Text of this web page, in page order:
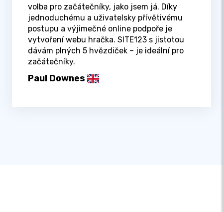
volba pro začátečníky, jako jsem já. Díky
jednoduchému a uživatelsky přívětivému
postupu a výjimečné online podpoře je
vytvoření webu hračka. SITE123 s jistotou
dávám plných 5 hvězdiček – je ideální pro
začátečníky.
Paul Downes